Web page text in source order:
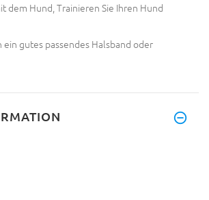
dem Hund, Trainieren Sie Ihren Hund
gutes passendes Halsband oder